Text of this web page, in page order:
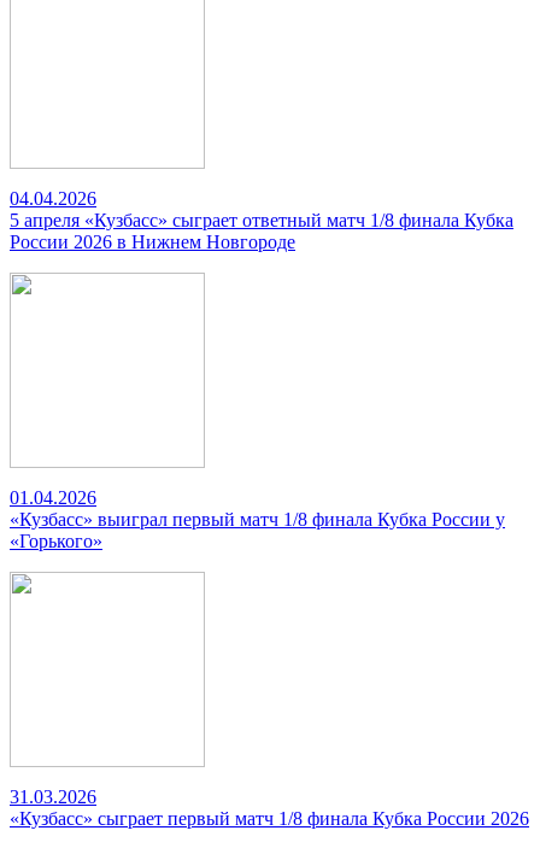
04.04.2026
5 апреля «Кузбасс» сыграет ответный матч 1/8 финала Кубка
России 2026 в Нижнем Новгороде
01.04.2026
«Кузбасс» выиграл первый матч 1/8 финала Кубка России у
«Горького»
31.03.2026
«Кузбасс» сыграет первый матч 1/8 финала Кубка России 2026